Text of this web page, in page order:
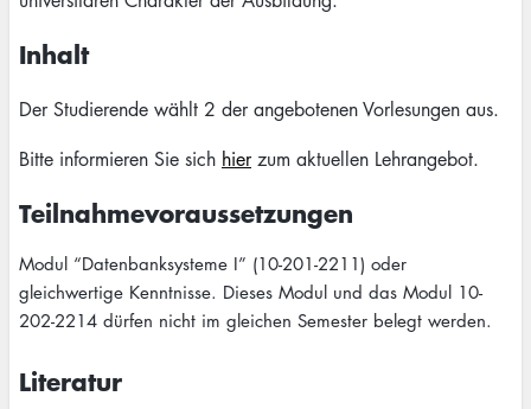
Inhalt
Der Studierende wählt 2 der angebotenen Vorlesungen aus.
Bitte informieren Sie sich hierzum aktuellen Lehrangebot.
Teilnahmevoraussetzungen
Modul “Datenbanksysteme I” (10-201-2211) oder
gleichwertige Kenntnisse. Dieses Modul und das Modul 10-
202-2214 dürfen nicht im gleichen Semester belegt werden.
Literatur